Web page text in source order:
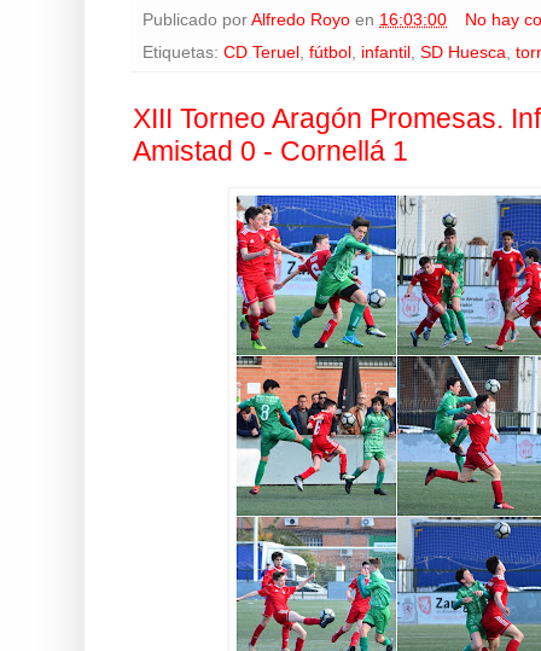
Publicado por Alfredo Royo en 16:03:00
No hay
Etiquetas: CD Teruel fútbol infantil SD Huesca
XIII Torneo Aragón Promesas.
Amistad 0 - Cornellá 1